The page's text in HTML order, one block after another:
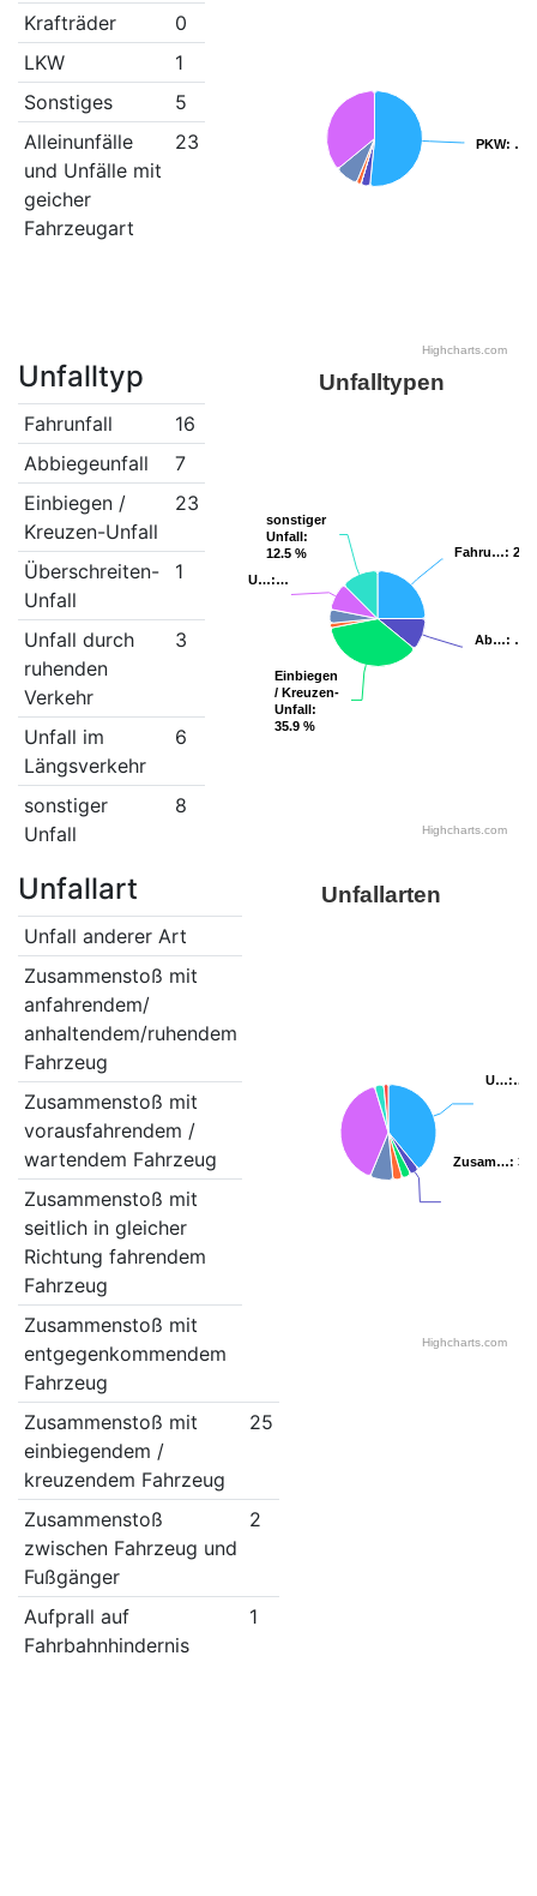
Krafträder
0
LKW
1
Sonstiges
5
Alleinunfälle
und Unfälle mit
geicher
Fahrzeugart
23 PKW: …
PKW: …
Highcharts.com
Unfalltyp
Fahrunfall
16
Abbiegeunfall
7
Einbiegen /
Kreuzen-Unfall
23
Überschreiten-
Unfall
1
Unfall durch
ruhenden
Verkehr
3
Unfall im
Längsverkehr
6
sonstiger
Unfall
8
Unfalltypen
Fahru…:
Fahru…:
Ab…: …
Ab…: …
Einbiegen
/ Kreuzen-
Unfall:
35.9 %
Einbiegen
/ Kreuzen-
Unfall:
35.9 %
U…:…
U…:…
sonstiger
Unfall:
12.5 %
sonstiger
Unfall:
12.5 %
Highcharts.com
Unfallart
Unfall anderer Art
Zusammenstoß mit
anfahrendem/
anhaltendem/ruhendem
Fahrzeug
Zusammenstoß mit
vorausfahrendem /
wartendem Fahrzeug
Zusammenstoß mit
seitlich in gleicher
Richtung fahrendem
Fahrzeug
Zusammenstoß mit
entgegenkommendem
Fahrzeug
Zusammenstoß mit
einbiegendem /
kreuzendem Fahrzeug
25
Zusammenstoß
zwischen Fahrzeug und
Fußgänger
2
Aufprall auf
Fahrbahnhindernis
1
Unfallarten
U…:…
U…:…
Zusam…:
Zusam…:
Highcharts.com